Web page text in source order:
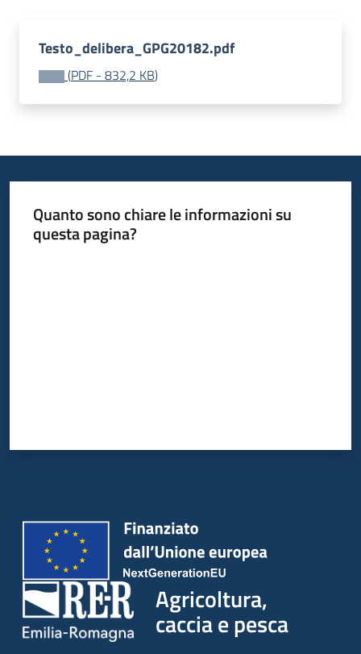
Seguici
Testo_delibera_GPG20182.pdf
(PDF - 832,2 KB)
Quanto sono chiare le informazioni su
questa pagina?
Agricoltura,
caccia e pesca